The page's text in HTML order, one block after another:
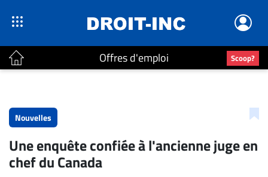
Offres d'emploi Scoop?
Accueil
Continu
Nominations
Nouvelles
Une enquête confiée à l'ancienne juge en
chef du Canada